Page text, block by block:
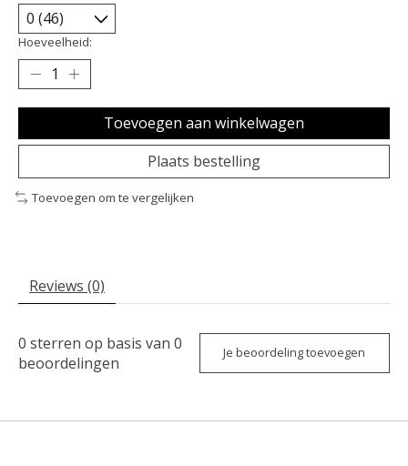
Hoeveelheid:
Toevoegen aan winkelwagen
Plaats bestelling
Toevoegen om te vergelijken
Reviews (0)
0 sterren op basis van 0
beoordelingen
Je beoordeling toevoegen